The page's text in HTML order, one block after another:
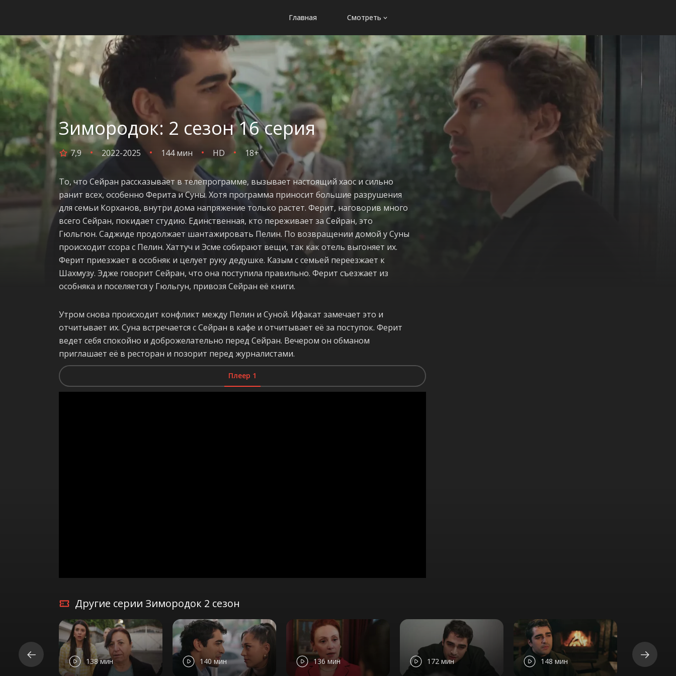
Главная Смотреть
Зимородок: 2 сезон 16 серия
7,9 2022-2025 144 мин HD 18+
То, что Сейран рассказывает в телепрограмме, вызывает настоящий хаос и сильно
ранит всех, особенно Ферита и Суны. Хотя программа приносит большие разрушения
для семьи Корханов, внутри дома напряжение только растет. Ферит, наговорив много
всего Сейран, покидает студию. Единственная, кто переживает за Сейран, это
Гюльгюн. Саджиде продолжает шантажировать Пелин. По возвращении домой у Суны
происходит ссора с Пелин. Хаттуч и Эсме собирают вещи, так как отель выгоняет их.
Ферит приезжает в особняк и целует руку дедушке. Казым с семьей переезжает к
Шахмузу. Эдже говорит Сейран, что она поступила правильно. Ферит съезжает из
особняка и поселяется у Гюльгун, привозя Сейран её книги.
Утром снова происходит конфликт между Пелин и Суной. Ифакат замечает это и
отчитывает их. Суна встречается с Сейран в кафе и отчитывает её за поступок. Ферит
ведет себя спокойно и доброжелательно перед Сейран. Вечером он обманом
приглашает её в ресторан и позорит перед журналистами.
Плеер 1
Другие серии Зимородок 2 сезон
138 мин 140 мин 136 мин 172 мин 148 мин 146